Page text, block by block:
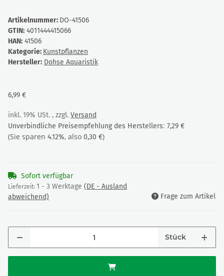
Artikelnummer: DO-41506
GTIN: 4011444415066
HAN: 41506
Kategorie: Kunstpflanzen
Hersteller: Dohse Aquaristik
6,99 €
inkl. 19% USt. , zzgl. Versand
Unverbindliche Preisempfehlung des Herstellers: 7,29 €
(Sie sparen 4.12%, also 0,30 €)
Sofort verfügbar
Lieferzeit: 1 - 3 Werktage (DE - Ausland
abweichend)
Frage zum Artikel
Stück